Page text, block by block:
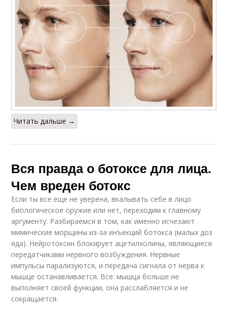
Читать дальше →
Вся правда о ботоксе для лица.
Чем вреден ботокс
Если ты все еще не уверена, вкалывать себе в лицо
биологическое оружие или нет, переходим к главному
аргументу. Разбираемся в том, как именно исчезают
мимические морщины из-за инъекций ботокса (малых доз
яда). Нейротоксин блокирует ацетилхолины, являющиеся
передатчиками нервного возбуждения. Нервные
импульсы парализуются, и передача сигнала от нерва к
мышце останавливается. Все: мышца больше не
выполняет своей функции, она расслабляется и не
сокращается.